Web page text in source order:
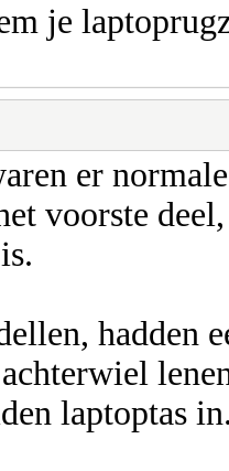
je
er
voorste
hadden
laptoptas